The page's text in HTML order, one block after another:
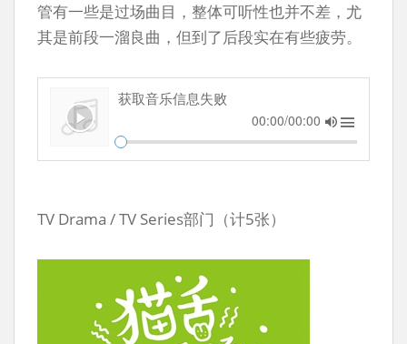
管有一些是过场曲目，整体可听性也并不差，尤
其是前段一溜良曲，但到了后段实在有些疲劳。
获取音乐信息失败
00:00/00:00
TV Drama / TV Series部门（计5张）